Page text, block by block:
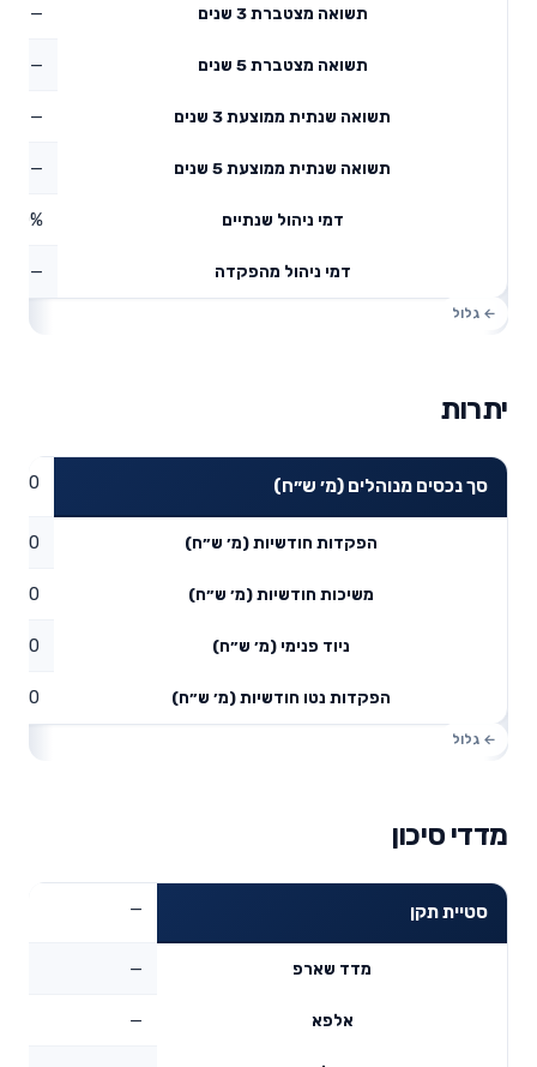
תשואה מצטברת 3 שנים —
תשואה מצטברת 5 שנים —
תשואה שנתית ממוצעת 3 שנים —
תשואה שנתית ממוצעת 5 שנים —
דמי ניהול שנתיים 0%
דמי ניהול מהפקדה —
יתרות
סך נכסים מנוהלים (מ׳ ש״ח) 0
הפקדות חודשיות (מ׳ ש״ח) 0
משיכות חודשיות (מ׳ ש״ח) 0
ניוד פנימי (מ׳ ש״ח) 0
הפקדות נטו חודשיות (מ׳ ש״ח) 0
מדדי סיכון
סטיית תקן —
מדד שארפ —
אלפא —